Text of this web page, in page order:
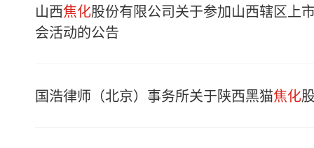
山西焦化股份有限公司关于参加山西辖区上
会活动的公告
国浩律师（北京）事务所关于陕西黑猫焦化